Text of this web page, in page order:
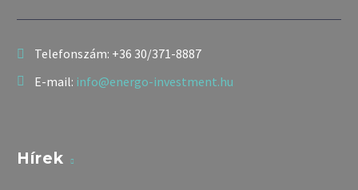
Telefonszám: +36 30/371-8887
E-mail: info@energo-investment.hu
Hírek